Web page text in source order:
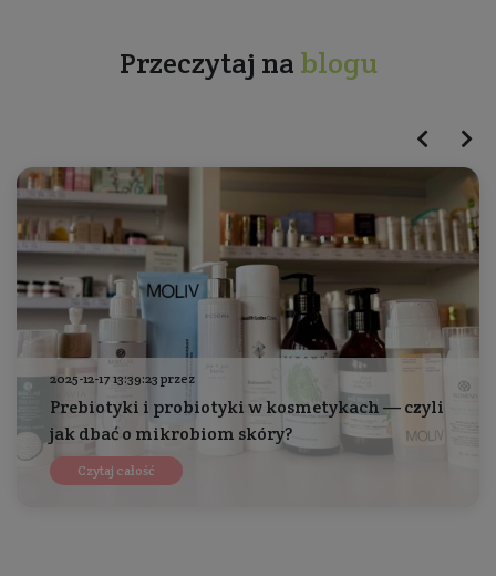
Przeczytaj na blogu
2025-12-17 13:39:23 przez
Prebiotyki i probiotyki w kosmetykach — czyli
jak dbać o mikrobiom skóry?
Czytaj całość